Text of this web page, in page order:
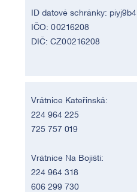
ID datové schránky: piyj9b4
IČO: 00216208
DIČ: CZ00216208
Vrátnice Kateřinská:
224 964 225
725 757 019
Vrátnice Na Bojišti:
224 964 318
606 299 730